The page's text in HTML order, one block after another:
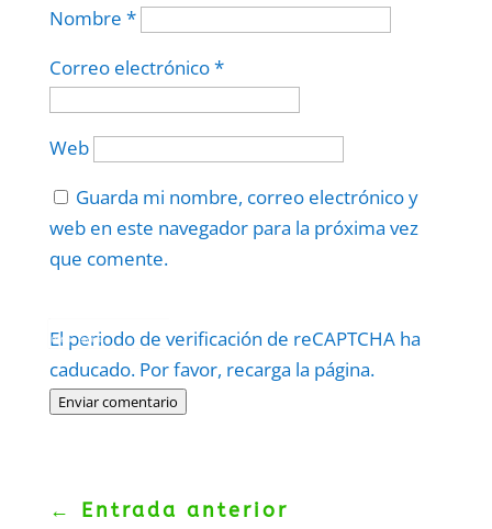
Nombre *
Correo electrónico*
Web
Guarda mi nombre, correo electrónico y
web en este navegador para la próxima vez
que comente.
El periodo de verificación de reCAPTCHA ha
caducado. Por favor, recarga la página.
Enviar comentario
Politica–Términos.
← Entrada anterior